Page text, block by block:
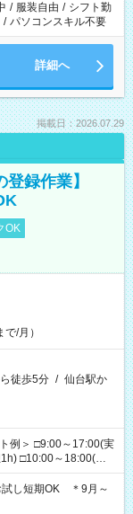
/ 服装自由 / シフト勤
/ パソコンスキル不要
詳細へ
掲載日：2026.07.29
録作業】
OK
/月）
徒歩5分 / 仙台駅か
□10:00～18:00(実
働7h/休憩1h) □10:00～19:00(実働8h/休憩1h) ＊時間固定ＯＫ
し短期OK ＊9月～